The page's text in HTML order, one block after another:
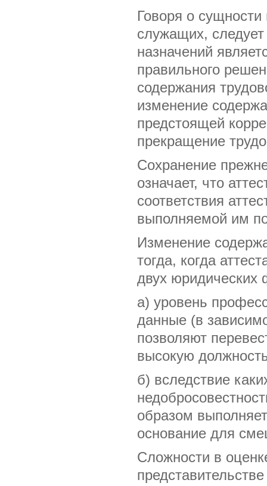
Говоря о сущности
служащих,
назначений
правильного
содержания
изменение
предстоящей
прекращение
Сохранение
означает, что
соответствия
выполняемой им
Изменение
тогда, когда
двух юридических
а) уровень
данные (в
позволяют
высокую
б) вследствие
образом
основание для
Сложности в